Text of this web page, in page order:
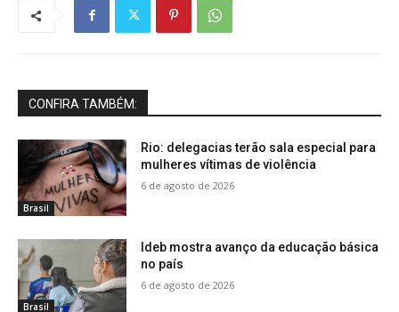
CONFIRA TAMBÉM:
Brasil
Rio: delegacias terão sala especial para
mulheres vítimas de violência
6 de agosto de 2026
Brasil
Ideb mostra avanço da educação básica
no país
6 de agosto de 2026